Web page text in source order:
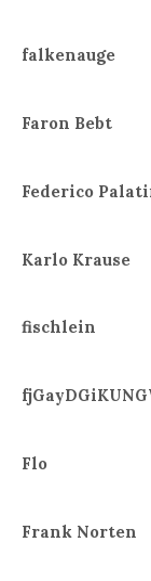
falkenauge
Faron Bebt
Federico
Karlo Krause
fischlein
Flo
Frank Norten